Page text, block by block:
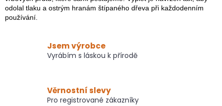
odolal tlaku a ostrým hranám štípaného dřeva při každodenním
používání.
Jsem výrobce
Vyrábím s láskou k přírodě
Věrnostní slevy
Pro registrované zákazníky